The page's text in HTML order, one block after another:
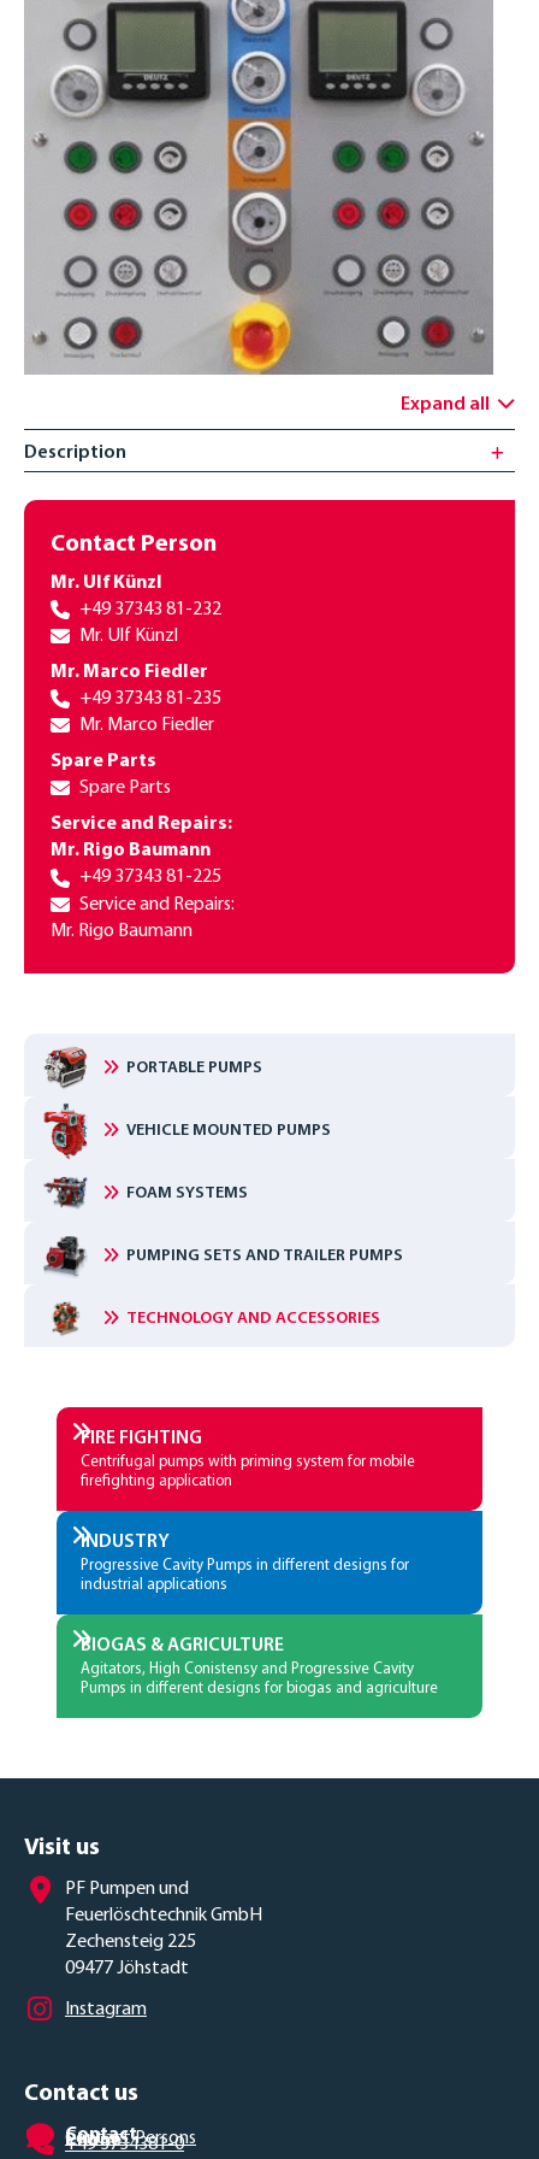
ENGLISH
Expand all
Description
Integriertes Display zur Anzeige der Betriebszustände des
Kraftstoff-, Wasser-, Schaumtankanzeige
Anzeige der Pumpendrehzahl und des Pumpendrucks
Optionen:
Anpassung des Bedienfeldes an Kundenwünsche (z.B. Icons,
Sprache)
Elektronisches Bedienfeld zur integrierten Pumpen- und
Motorsteuerung
Contact Person
Mr. Ulf Künzl
+49 37343 81-232
ulf.kuenzl@johstadt.com
Mr. Ulf Künzl
Mr. Marco Fiedler
+49 37343 81-235
marco.fiedler@johstadt.com
Mr. Marco Fiedler
Spare Parts
spares@johstadt.com
Spare Parts
Service and Repairs:
Mr. Rigo Baumann
+49 37343 81-225
service@johstadt.com
Service and Repairs:
Mr. Rigo Baumann
PORTABLE PUMPS
VEHICLE MOUNTED PUMPS
FOAM SYSTEMS
PUMPING SETS AND TRAILER PUMPS
TECHNOLOGY AND ACCESSORIES
FIRE­ FIGHTING
Centrifugal pumps with priming system for mobile
firefighting application
INDUSTRY
Progressive Cavity Pumps in different designs for
industrial applications
BIOGAS & AGRICULTURE
Agitators, High Conistensy and Progressive Cavity
Pumps in different designs for biogas and agriculture
Visit us
PF Pumpen und
Feuerlöschtechnik GmbH
Zechensteig 225
09477 Jöhstadt
Contact us
Contact
Contact Persons
Phone
+49 3734381-0
Instagram